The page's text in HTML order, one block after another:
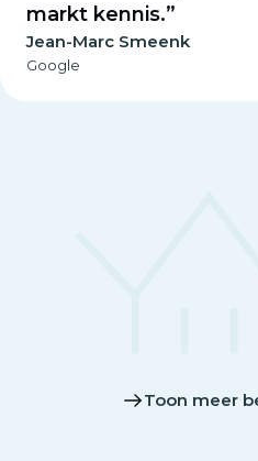
markt kennis.”
Jean-Marc Smeenk
Google
Toon meer